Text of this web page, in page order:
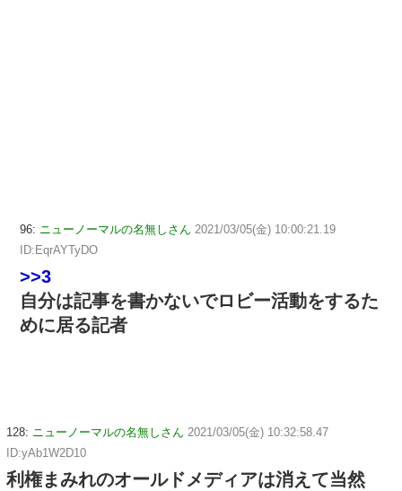
96: ニューノーマルの名無しさん 2021/03/05(金) 10:00:21.19
ID:EqrAYTyDO
>>3
自分は記事を書かないでロビー活動をするた
めに居る記者
128: ニューノーマルの名無しさん 2021/03/05(金) 10:32:58.47
ID:yAb1W2D10
利権まみれのオールドメディアは消えて当然